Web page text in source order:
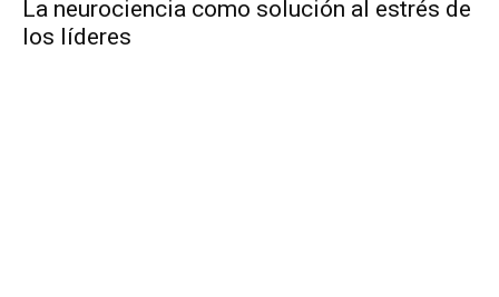
La neurociencia como solución al estrés de
los líderes